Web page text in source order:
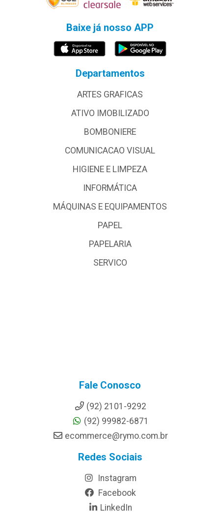
Baixe já nosso APP
Departamentos
ARTES GRAFICAS
ATIVO IMOBILIZADO
BOMBONIERE
COMUNICACAO VISUAL
HIGIENE E LIMPEZA
INFORMÁTICA
MÁQUINAS E EQUIPAMENTOS
PAPEL
PAPELARIA
SERVICO
Fale Conosco
(92) 2101-9292
(92) 99982-6871
ecommerce@rymo.com.br
Redes Sociais
Instagram
Facebook
LinkedIn